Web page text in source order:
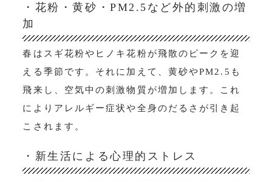
・花粉・黄砂・PM2.5など外的刺激の増
加
春はスギ花粉やヒノキ花粉が飛散のピークを迎
える季節です。それに加えて、黄砂やPM2.5も
飛来し、空気中の刺激物質が増加します。これ
によりアレルギー症状や全身のだるさが引き起
こされます。
・新生活による心理的ストレス